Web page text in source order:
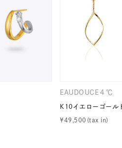
EAUDOUCE４℃
K10イエローゴール
¥49,500